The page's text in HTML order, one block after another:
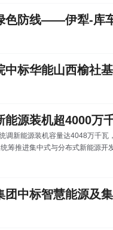
能源装机超4000万
调新能源装机容量达4048万
筹推进集中式与分布式新能源
截至今年7月14日，贵州电网统
团中标智慧能源及